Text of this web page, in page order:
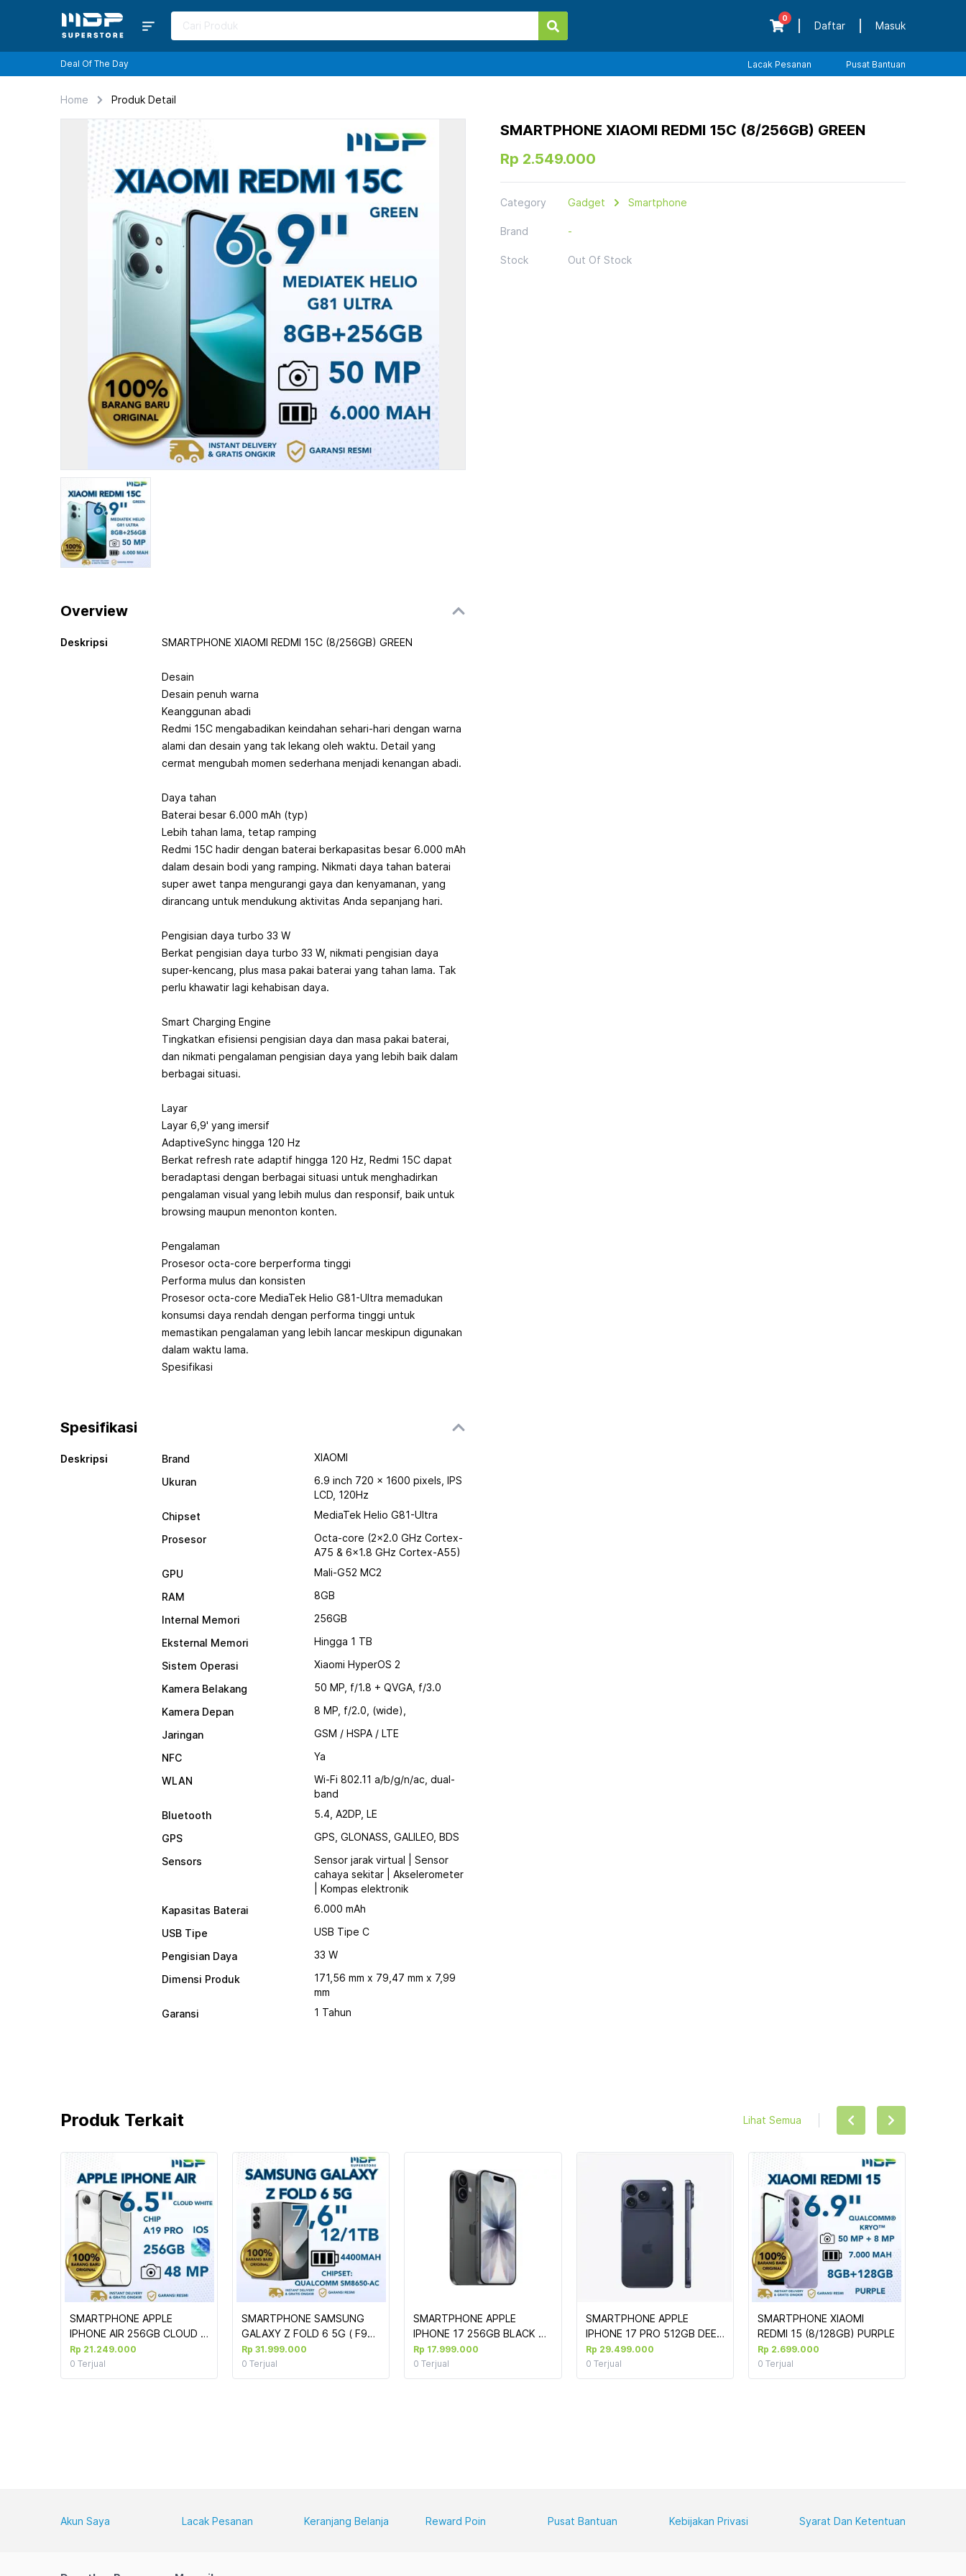
0
Daftar Masuk
Deal Of The Day Lacak Pesanan Pusat Bantuan
Home Produk Detail
Overview
Deskripsi SMARTPHONE XIAOMI REDMI 15C (8/256GB) GREEN
Desain
Desain penuh warna
Keanggunan abadi
Redmi 15C mengabadikan keindahan sehari-hari dengan warna
alami dan desain yang tak lekang oleh waktu. Detail yang
cermat mengubah momen sederhana menjadi kenangan abadi.
Daya tahan
Baterai besar 6.000 mAh (typ)
Lebih tahan lama, tetap ramping
Redmi 15C hadir dengan baterai berkapasitas besar 6.000 mAh
dalam desain bodi yang ramping. Nikmati daya tahan baterai
super awet tanpa mengurangi gaya dan kenyamanan, yang
dirancang untuk mendukung aktivitas Anda sepanjang hari.
Pengisian daya turbo 33 W
Berkat pengisian daya turbo 33 W, nikmati pengisian daya
super-kencang, plus masa pakai baterai yang tahan lama. Tak
perlu khawatir lagi kehabisan daya.
Smart Charging Engine
Tingkatkan efisiensi pengisian daya dan masa pakai baterai,
dan nikmati pengalaman pengisian daya yang lebih baik dalam
berbagai situasi.
Layar
Layar 6,9' yang imersif
AdaptiveSync hingga 120 Hz
Berkat refresh rate adaptif hingga 120 Hz, Redmi 15C dapat
beradaptasi dengan berbagai situasi untuk menghadirkan
pengalaman visual yang lebih mulus dan responsif, baik untuk
browsing maupun menonton konten.
Pengalaman
Prosesor octa-core berperforma tinggi
Performa mulus dan konsisten
Prosesor octa-core MediaTek Helio G81-Ultra memadukan
konsumsi daya rendah dengan performa tinggi untuk
memastikan pengalaman yang lebih lancar meskipun digunakan
dalam waktu lama.
Spesifikasi
Spesifikasi
Deskripsi Brand
XIAOMI
Ukuran
6.9 inch 720 x 1600 pixels, IPS
LCD, 120Hz
Chipset
MediaTek Helio G81-Ultra
Prosesor
Octa-core (2x2.0 GHz Cortex-
A75 & 6x1.8 GHz Cortex-A55)
GPU
Mali-G52 MC2
RAM
8GB
Internal Memori
256GB
Eksternal Memori
Hingga 1 TB
Sistem Operasi
Xiaomi HyperOS 2
Kamera Belakang
50 MP, f/1.8 + QVGA, f/3.0
Kamera Depan
8 MP, f/2.0, (wide),
Jaringan
GSM / HSPA / LTE
NFC
Ya
WLAN
Wi-Fi 802.11 a/b/g/n/ac, dual-
band
Bluetooth
5.4, A2DP, LE
GPS
GPS, GLONASS, GALILEO, BDS
Sensors
Sensor jarak virtual | Sensor
cahaya sekitar | Akselerometer
| Kompas elektronik
Kapasitas Baterai
6.000 mAh
USB Tipe
USB Tipe C
Pengisian Daya
33 W
Dimensi Produk
171,56 mm x 79,47 mm x 7,99
mm
Garansi
1 Tahun
SMARTPHONE XIAOMI REDMI 15C (8/256GB) GREEN
Rp 2.549.000
Category Gadget Smartphone
Brand -
Stock Out Of Stock
Produk Terkait
SMARTPHONE APPLE
IPHONE AIR 256GB CLOUD
WHITE #MG2M4PA/A
Rp 21.249.000
0 Terjual
SMARTPHONE SAMSUNG
GALAXY Z FOLD 6 5G ( F956
) 12/1TB SILVER
Rp 31.999.000
0Terjual
SMARTPHONE APPLE
IPHONE 17 256GB BLACK
#MG6J4PA/A
Rp 17.999.000
0Terjual
SMARTPHONE APPLE
IPHONE 17 PRO 512GB DEEP
BLUE #MG8N4PA/A
Rp 29.499.000
0 Terjual
SMARTPHONE XIAOMI
REDMI 15 (8/128GB) PURPLE
Rp 2.699.000
0 Terjual
Lihat Semua
Akun Saya Lacak Pesanan Keranjang Belanja Reward Poin Pusat Bantuan Kebijakan Privasi Syarat Dan Ketentuan